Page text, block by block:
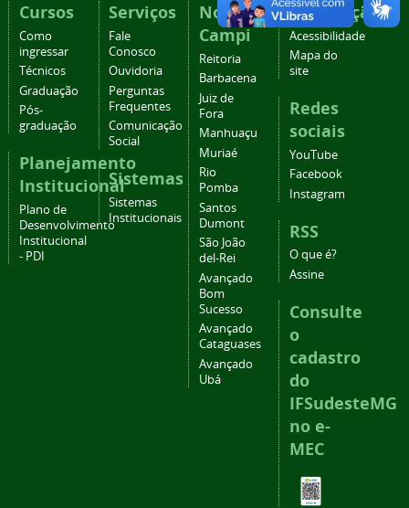
Cursos
Como
ingressar
Técnicos
Graduação
Pós-
graduação
Planejamento
Institucional
Plano de
Desenvolvimento
Institucional
- PDI
Serviços
Fale
Conosco
Ouvidoria
Perguntas
Frequentes
Comunicação
Social
Sistemas
Sistemas
Institucionais
Nossos
Campi
Reitoria
Barbacena
Juiz de
Fora
Manhuaçu
Muriaé
Rio
Pomba
Santos
Dumont
São João
del-Rei
Avançado
Bom
Sucesso
Avançado
Cataguases
Avançado
Ubá
Navegação
Acessibilidade
Mapa do
site
Redes
sociais
YouTube
Facebook
Instagram
RSS
O que é?
Assine
Consulte
o
cadastro
do
IFSudesteMG
no e-
MEC